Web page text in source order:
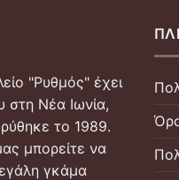
"Ρυθμός" έχει
στη Νέα Ιωνία,
το 1989.
μπορείτε να
γκάμα